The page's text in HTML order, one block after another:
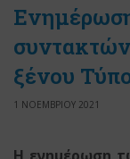
ξένου
1 ΝΟΕΜΒΡΙΟΥ 2021